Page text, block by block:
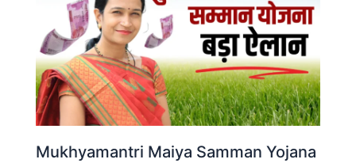
Mukhyamantri Maiya Samman Yojana